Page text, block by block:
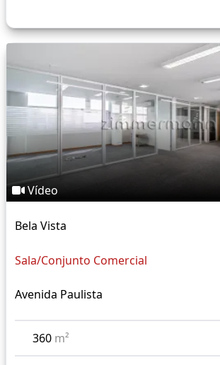
Vídeo
Bela Vista
Sala/Conjunto Comercial
Avenida Paulista
360 m²